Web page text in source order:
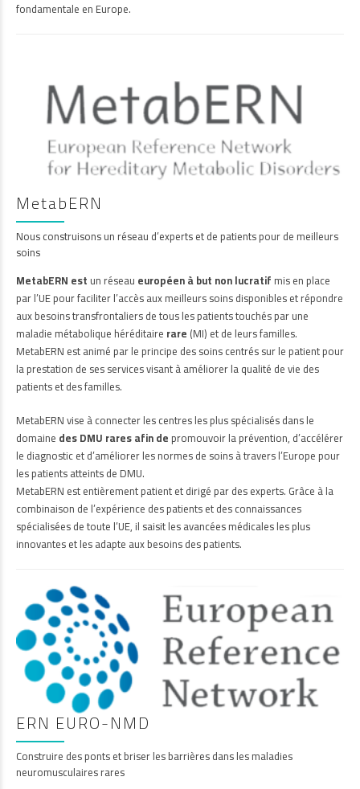
fondamentale en Europe.
MetabERN
Nous construisons un réseau d’experts et de patients pour de meilleurs
soins
MetabERN est un réseau européen à but non lucratif mis en place
par l’UE pour faciliter l’accès aux meilleurs soins disponibles et répondre
aux besoins transfrontaliers de tous les patients touchés par une
maladie métabolique héréditaire rare (MI) et de leurs familles.
MetabERN est animé par le principe des soins centrés sur le patient pour
la prestation de ses services visant à améliorer la qualité de vie des
patients et des familles.
MetabERN vise à connecter les centres les plus spécialisés dans le
domaine des DMU rares afin de promouvoir la prévention, d’accélérer
le diagnostic et d’améliorer les normes de soins à travers l’Europe pour
les patients atteints de DMU.
MetabERN est entièrement patient et dirigé par des experts. Grâce à la
combinaison de l’expérience des patients et des connaissances
spécialisées de toute l’UE, il saisit les avancées médicales les plus
innovantes et les adapte aux besoins des patients.
ERN EURO-NMD
Construire des ponts et briser les barrières dans les maladies
neuromusculaires rares